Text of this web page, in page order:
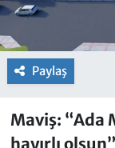
Paylaş
Maviş: “Ada
hayırlı olsun”